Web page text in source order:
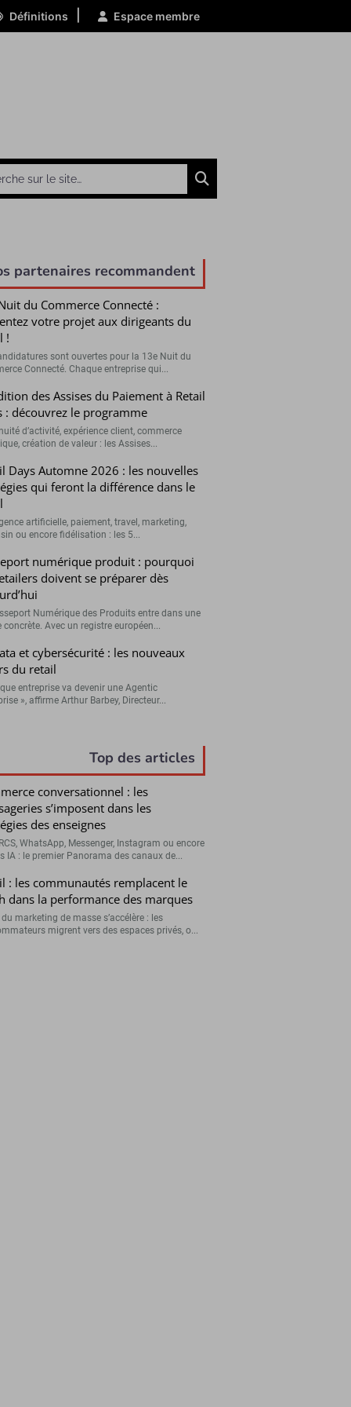
Définitions Espace membre
partenaires recommandent
du Commerce Connecté :
votre projet aux dirigeants du
!
sont ouvertes pour la 13e Nuit du
Connecté. Chaque entreprise qui...
des Assises du Paiement à Retail
: découvrez le programme
d’activité, expérience client, commerce
création de valeur : les Assises...
Days Automne 2026 : les nouvelles
qui feront la différence dans le
artificielle, paiement, travel, marketing,
ou encore fidélisation : les 5...
numérique produit : pourquoi
doivent se préparer dès
Numérique des Produits entre dans une
concrète. Avec un registre européen...
et cybersécurité : les nouveaux
du retail
entreprise va devenir une Agentic
», affirme Arthur Barbey, Directeur...
Top des articles
conversationnel : les
s’imposent dans les
des enseignes
WhatsApp, Messenger, Instagram ou encore
IA : le premier Panorama des canaux de...
: les communautés remplacent le
dans la performance des marques
du marketing de masse s’accélère : les
migrent vers des espaces privés, o...